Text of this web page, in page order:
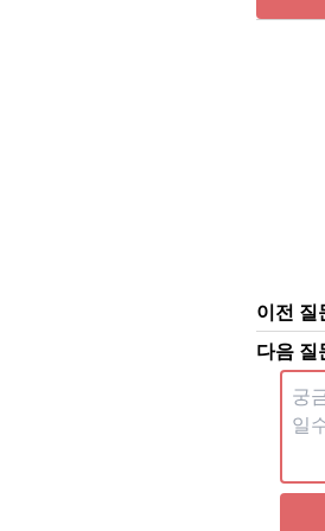
이전 질
다음 질